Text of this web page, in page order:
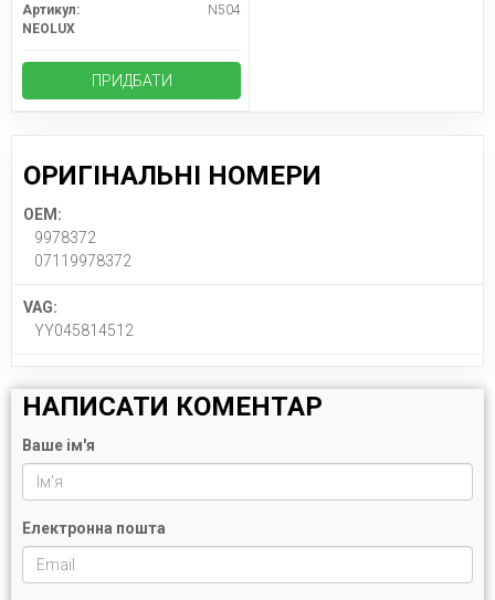
Артикул:
N504
NEOLUX
ПРИДБАТИ
ОРИГІНАЛЬНІ НОМЕРИ
OEM:
9978372
07119978372
VAG:
YY045814512
НАПИСАТИ КОМЕНТАР
Ваше ім'я
Електронна пошта